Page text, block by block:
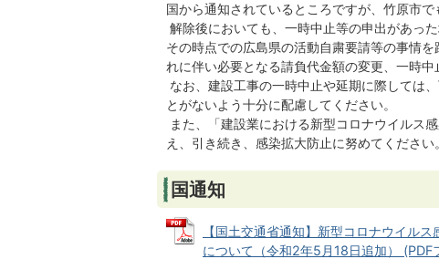
国から通知されているところですが、竹原市で
解除後においても、一時中止等の申出があっ
その時点での広島県の活動自粛要請等の事情
れに伴い必要となる請負代金額の変更、一時
なお、建設工事の一時中止や延期に際しては
とがないよう十分に配慮してください。
また、「建設業における新型コロナウイルス
え、引き続き、感染拡大防止に努めてください。
国通知
【国土交通省通知】新型コロナウイル
について（令和2年5月18日追加） (PDF